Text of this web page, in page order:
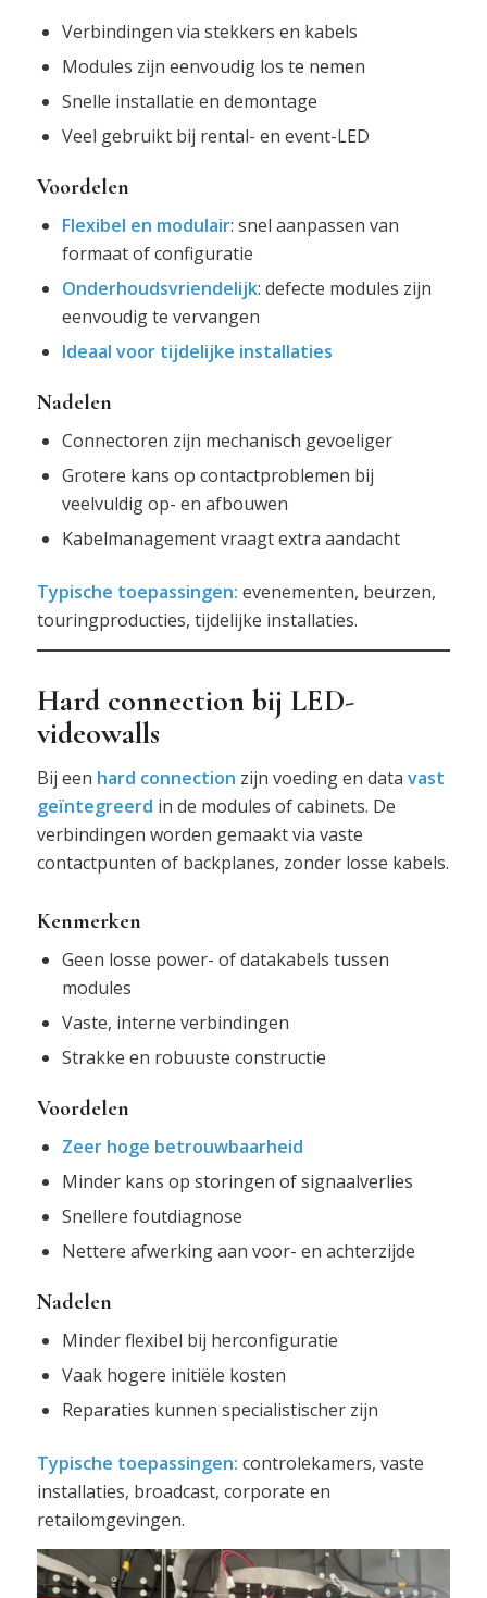
Verbindingen via stekkers en kabels
Modules zijn eenvoudig los te nemen
Snelle installatie en demontage
Veel gebruikt bij rental- en event-LED
Voordelen
Flexibel en modulair: snel aanpassen van
formaat of configuratie
Onderhoudsvriendelijk: defecte modules zijn
eenvoudig te vervangen
Ideaal voor tijdelijke installaties
Nadelen
Connectoren zijn mechanisch gevoeliger
Grotere kans op contactproblemen bij
veelvuldig op- en afbouwen
Kabelmanagement vraagt extra aandacht
Typische toepassingen: evenementen, beurzen,
touringproducties, tijdelijke installaties.
Hard connection bij LED-
videowalls
Bij een hard connection zijn voeding en data vast
geïntegreerd in de modules of cabinets. De
verbindingen worden gemaakt via vaste
contactpunten of backplanes, zonder losse kabels.
Kenmerken
Geen losse power- of datakabels tussen
modules
Vaste, interne verbindingen
Strakke en robuuste constructie
Voordelen
Zeer hoge betrouwbaarheid
Minder kans op storingen of signaalverlies
Snellere foutdiagnose
Nettere afwerking aan voor- en achterzijde
Nadelen
Minder flexibel bij herconfiguratie
Vaak hogere initiële kosten
Reparaties kunnen specialistischer zijn
Typische toepassingen: controlekamers, vaste
installaties, broadcast, corporate en
retailomgevingen.